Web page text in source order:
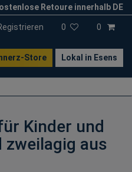
Retoure innerhalb DE
0 0
Store Lokal in Esens
Kinder und
zweilagig aus